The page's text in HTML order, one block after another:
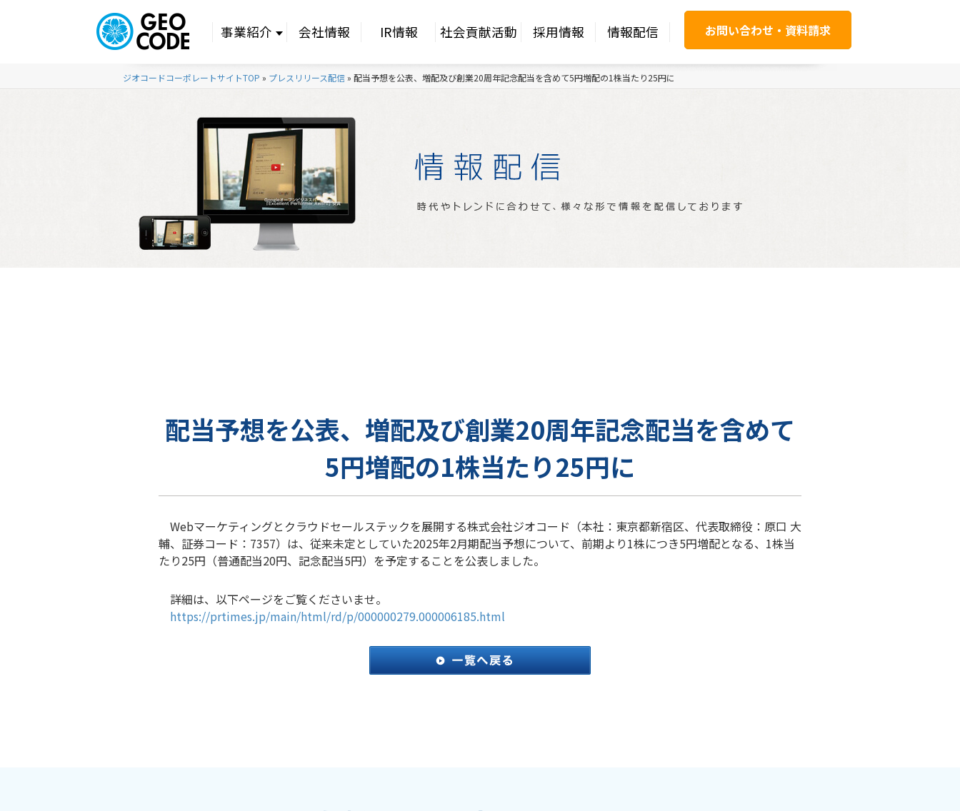
事業紹介 会社情報 IR情報 社会貢献活動 採用情報 情報配信 お問い合わせ・資料請求
ジオコードコーポレートサイトTOP » プレスリリース配信 » 配当予想を公表、増配及び創業20周年記念配当を含めて5円増配の1株当たり25円に
配当予想を公表、増配及び創業20周年記念配当を含めて
5円増配の1株当たり25円に
Webマーケティングとクラウドセールステックを展開する株式会社ジオコード（本社：東京都新宿区、代表取締役：原口 大
輔、証券コード：7357）は、従来未定としていた2025年2月期配当予想について、前期より1株につき5円増配となる、1株当
たり25円（普通配当20円、記念配当5円）を予定することを公表しました。
詳細は、以下ページをご覧くださいませ。
https://prtimes.jp/main/html/rd/p/000000279.000006185.html